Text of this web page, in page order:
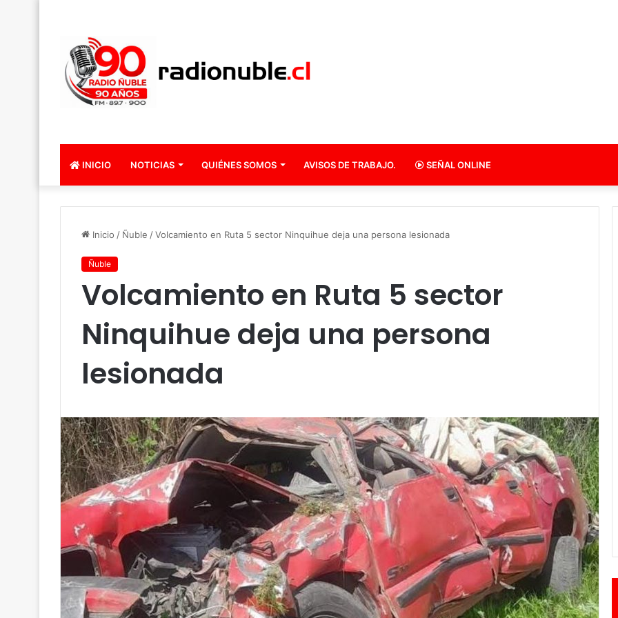
INICIO NOTICIAS QUIÉNES SOMOS AVISOS DE TRABAJO. SEÑAL ONLINE
Inicio / Ñuble /Volcamiento en Ruta 5 sector Ninquihue deja una persona lesionada
Ñuble
Volcamiento en Ruta 5 sector
Ninquihue deja una persona
lesionada